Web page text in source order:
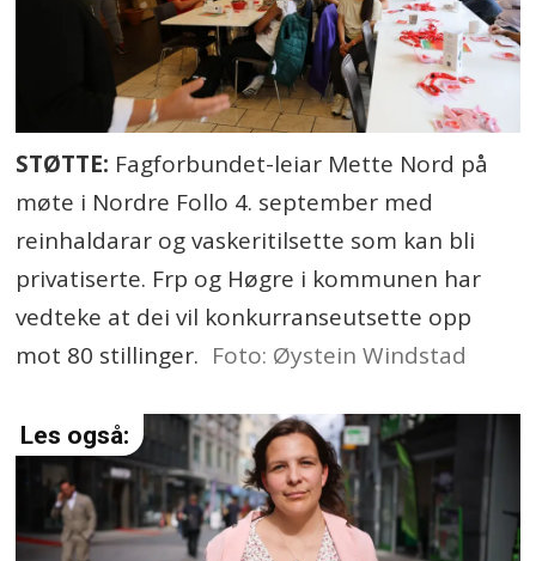
STØTTE: Fagforbundet-leiar Mette Nord på
møte i Nordre Follo 4. september med
reinhaldarar og vaskeritilsette som kan bli
privatiserte. Frp og Høgre i kommunen har
vedteke at dei vil konkurranseutsette opp
mot 80 stillinger. Foto: Øystein Windstad